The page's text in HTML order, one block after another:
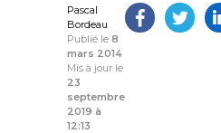
Pascal
Bordeau
Publié le 8
mars 2014
Mis à jour le
23
septembre
2019 à
12:13